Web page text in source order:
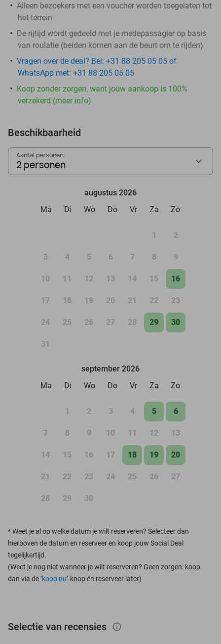
Alleen bezoekers met een voucher worden toegelaten tot
het terrein
De rijtijd wordt gedeeld met je medepassagier op basis
van roulatie (beiden komen aan de beurt om te rijden)
Vragen over de deal? Bel: +31 88 205 05 05 of
WhatsApp met: +31 88 205 05 05
Koop zonder zorgen, want jouw aankoop is 100%
verzekerd (meer info)
Beschikbaarheid
Aantal personen:
2 personen
augustus 2026
Ma
Di Wo Do Vr Za Zo
1 2
3 4 5 6 7 8 9
10 11 12 13 14 15 16
17 18 19 20 21 22 23
24 25 26 27 28 29 30
31
september 2026
Ma
Di Wo Do Vr Za Zo
1 2 3 4 5 6
7 8 9 10 11 12 13
14 15 16 17 18 19 20
21 22 23 24 25 26 27
28 29 30
*Weet je al op welke datum je wilt reserveren? Selecteer dan
hierboven de datum en reserveer en koop jouw Social Deal
tegelijkertijd.
(Weet je nog niet wanneer je wilt reserveren? Geen zorgen: koop
dan via de ‘koop nu’-knop én reserveer later)
Selectie van recensies info_outlined